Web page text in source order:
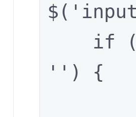
'') {